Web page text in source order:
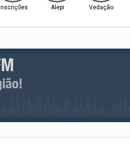
Inscrições Alepi Vedação